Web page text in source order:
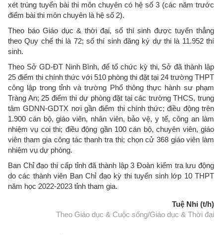
xét trúng tuyển bài thi môn chuyên có hệ số 3 (các năm trước
điểm bài thi môn chuyên là hệ số 2).
Theo báo Giáo dục & thời đại, số thí sinh được tuyển thẳng
theo Quy chế thi là 72; số thí sinh đăng ký dự thi là 11.952 thí
sinh.
Theo Sở GD-ĐT Ninh Bình, để tổ chức kỳ thi, Sở đã thành lập
25 điểm thi chính thức với 510 phòng thi đặt tại 24 trường THPT
công lập trong tỉnh và trường Phổ thông thực hành sư phạm
Tràng An; 25 điểm thi dự phòng đặt tại các trường THCS, trung
tâm GDNN-GDTX nơi gần điểm thi chính thức; điều động trên
1.900 cán bộ, giáo viên, nhân viên, bảo vệ, y tế, công an làm
nhiệm vụ coi thi; điều động gần 100 cán bộ, chuyên viên, giáo
viên tham gia công tác thanh tra thi; chọn cử 368 giáo viên làm
nhiệm vụ dự phòng.
Ban Chỉ đạo thi cấp tỉnh đã thành lập 3 Đoàn kiểm tra lưu động
do các thành viên Ban Chỉ đạo kỳ thi tuyển sinh lớp 10 THPT
năm học 2022-2023 tỉnh tham gia.
Tuệ Nhi (t/h)
Theo Giáo dục & Cuộc sống/Giáo dục & Thời đại